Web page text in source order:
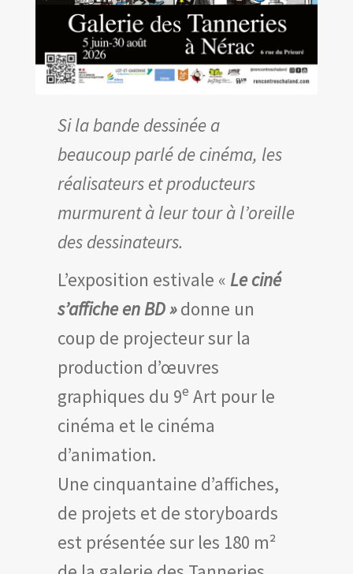
Si la bande dessinée a
beaucoup parlé de cinéma, les
réalisateurs et producteurs
murmurent à leur tour à l’oreille
des dessinateurs.
L’exposition estivale «Le ciné
s’affiche en BD »donne un
coup de projecteur sur la
production d’œuvres
graphiques du 9e Art pour le
cinéma et le cinéma
d’animation.
Une cinquantaine d’affiches,
de projets et de storyboards
est présentée sur les 180 m²